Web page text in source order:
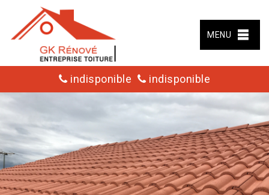
MENU
indisponible indisponible